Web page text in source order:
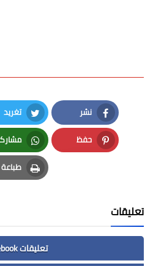
نشر
Facebook
تغريد
Twitter
حفظ
Pinterest
طباعة
Print
تعليقات
تعليقات Facebook